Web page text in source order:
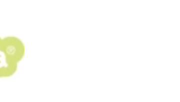
sportifs